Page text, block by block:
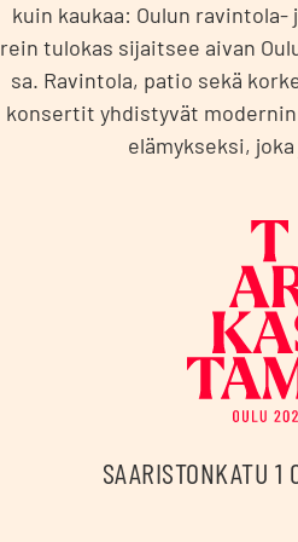
kuin kau­kaa: Oulun
rein tulo­kas sijait­see aivan
sa. Ravin­to­la, patio sekä
kon­ser­tit yhdis­ty­vät
elä­myk­sek­si,
SAARISTONKATU